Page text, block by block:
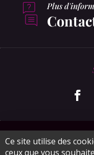
Plus
©
Ce site utilise des
ceux que vous